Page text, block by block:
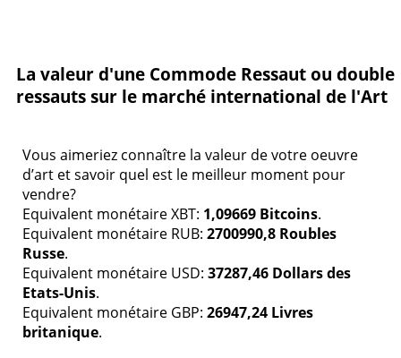
La valeur d'une Commode Ressaut ou double
ressauts sur le marché international de l'Art
Vous aimeriez connaître la valeur de votre oeuvre
d’art et savoir quel est le meilleur moment pour
vendre?
Equivalent monétaire XBT: 1,09669 Bitcoins.
Equivalent monétaire RUB: 2700990,8 Roubles
Russe.
Equivalent monétaire USD: 37287,46 Dollars des
Etats-Unis.
Equivalent monétaire GBP: 26947,24 Livres
britanique.